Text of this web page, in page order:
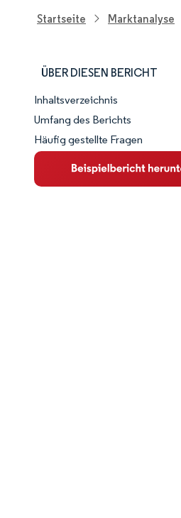
Startseite Marktanalyse
ÜBER DIESEN BERICHT
Marktschnappschuss
Marktübersicht
Wichtige Markttrends
Inhaltsverzeichnis
Umfang des Berichts
Häufig gestellte Fragen